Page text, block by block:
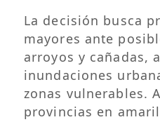
La decisión busca
mayores ante
arroyos y cañadas,
inundaciones
zonas vulnerables.
provincias en